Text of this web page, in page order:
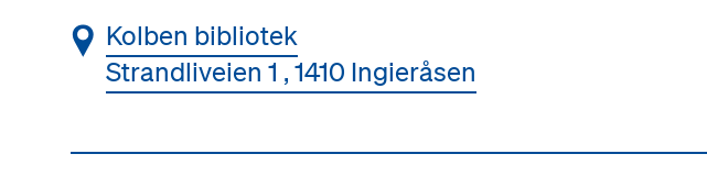
📍 Kolben bibliotek
Strandliveien 1 , 1410 Ingieråsen